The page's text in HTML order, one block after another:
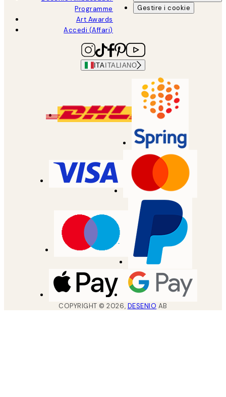
Programme
Art Awards
Accedi (Affari)
Gestire i cookie
ITA ITALIANO
COPYRIGHT ©2026, DESENIO AB